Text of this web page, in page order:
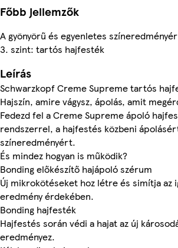
Főbb jellemzők
A gyönyörű és egyenletes
3. szint: tartós hajfesték
Leírás
Schwarzkopf Creme Supreme tartós
Hajszín, amire vágysz, ápolás, amit
Fedezd fel a Creme Supreme ápoló
rendszerrel, a hajfestés közbeni
színeredményért.
És mindez hogyan is működik?
Bonding előkészítő hajápoló szérum
Új mikrokötéseket hoz létre és simítja
eredmény érdekében.
Bonding hajfesték
Hajfestés során védi a hajat az új
eredményez.